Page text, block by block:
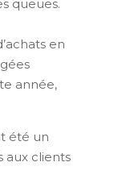
queues.
en
année,
été un
aux clients